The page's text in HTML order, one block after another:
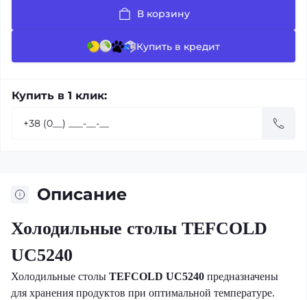
В корзину
Купить в кредит
Купить в 1 клик:
Описание
Холодильные столы TEFCOLD
UC5240
Холодильные столы TEFCOLD UC5240 предназначены
для хранения продуктов при оптимальной температуре.